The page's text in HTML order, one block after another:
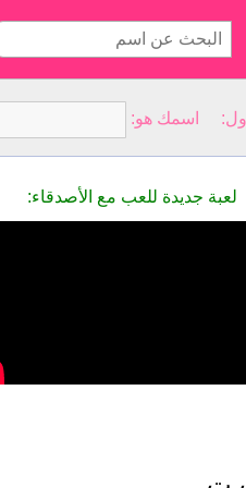
لعبة جديدة للعب مع الأصدقاء: